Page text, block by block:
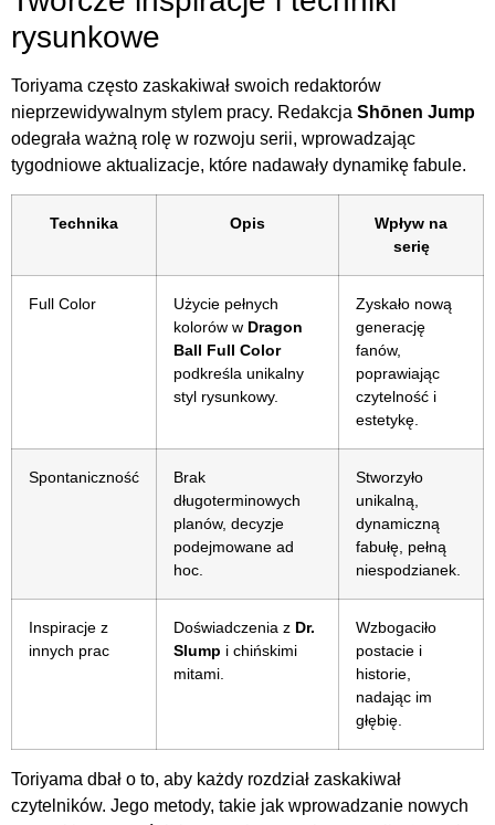
rysunkowe
Toriyama często zaskakiwał swoich redaktorów
nieprzewidywalnym stylem pracy. Redakcja Shōnen Jump
odegrała ważną rolę w rozwoju serii, wprowadzając
tygodniowe aktualizacje, które nadawały dynamikę fabule.
Technika Opis
Wpływ na
serię
Full Color
Użycie pełnych
kolorów w Dragon
Ball Full Color
podkreśla unikalny
styl rysunkowy.
Zyskało nową
generację
fanów,
poprawiając
czytelność i
estetykę.
Spontaniczność
Brak
długoterminowych
planów, decyzje
podejmowane ad
hoc.
Stworzyło
unikalną,
dynamiczną
fabułę, pełną
niespodzianek.
Inspiracje z
innych prac
Doświadczenia z Dr.
Slump i chińskimi
mitami.
Wzbogaciło
postacie i
historie,
nadając im
głębię.
Toriyama dbał o to, aby każdy rozdział zaskakiwał
czytelników. Jego metody, takie jak wprowadzanie nowych